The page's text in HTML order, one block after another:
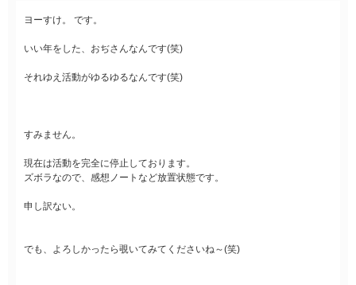
ヨーすけ。 です。
いい年をした、おぢさんなんです(笑)
それゆえ活動がゆるゆるなんです(笑)
すみません。
現在は活動を完全に停止しております。
ズボラなので、感想ノートなど放置状態です。
申し訳ない。
でも、よろしかったら覗いてみてくださいね～(笑)